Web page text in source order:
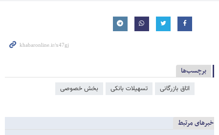
برچسب‌ها
اتاق بازرگانی تسهیلات بانکی بخش خصوصی
خبرهای مرتبط